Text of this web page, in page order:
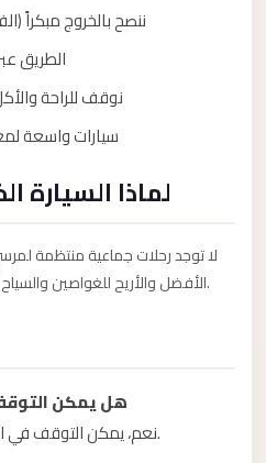
ننصح بالخروج
الطريق
نوقف للراحة
سيارات واسعة
لماذا السيارة
لا توجد رحلات جماعية منتظمة
الأفضل والأريح للغواصين والسياح المتجهين لهذه الجوهرة الخفية.
هل يمكن
نعم، يمكن التوقف في الغردقة للراحة أو لأغراض أخرى.